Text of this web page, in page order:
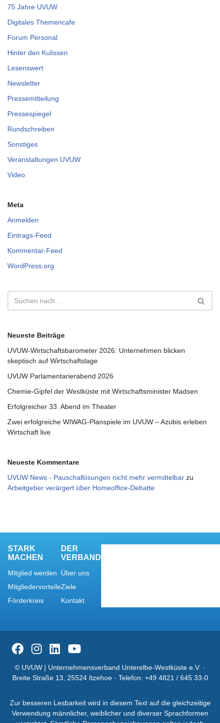
75 Jahre UVUW
Digitales Themencafe
Forum Personal
Hinter den Kulissen
Lesenswert
Newsletter
Pressemitteilung
Pressespiegel
Rundschreiben
Sonstiges
Veranstaltungen UVUW
Video
Meta
Anmelden
Eintrags-Feed
Kommentar-Feed
WordPress.org
Neueste Beiträge
UVUW-Wirtschaftsbarometer 2026: Unternehmen blicken
skeptisch auf Wirtschaftslage
UVUW Parlamentarierabend 2026
Chemie-Gipfel der Westküste mit Wirtschaftsminister Madsen
Erfolgreicher 33. Abend im Theater
Zwei erfolgreiche WIWAG-Planspiele im UVUW – Azubis erleben
Wirtschaft live
Neueste Kommentare
UVUW News - Pauschallösungen nicht mehr vermittelbar zu
Arbeitgeber verärgert über Homeoffice-Debatte
STARK
MACHEN
Mitglied werden
Mitgliedervorteile
Förderkreis
DER
VERBAND
Über uns
Ziele
Kontakt
© UVUW | Unternehmensverband Unterelbe-Westküste e.V. ·
Breite Straße 13, 25524 Itzehoe · Telefon: +49 4821 / 645 33-0
Zur besseren Lesbarkeit wird in diesem Text auf die gleichzeitige
Verwendung männlicher, weiblicher und diverser Sprachformen